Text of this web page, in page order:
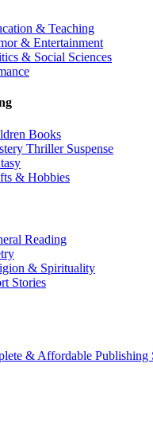
& Teaching
& Entertainment
& Social Sciences
Books
Thriller Suspense
& Hobbies
Reading
& Spirituality
Stories